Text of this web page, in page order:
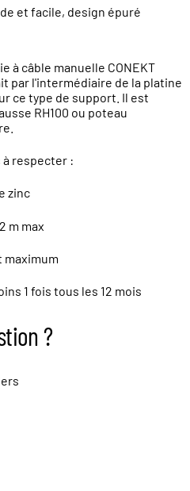
et facile, design épuré
à câble manuelle CONEKT
par l'intermédiaire de la platine
ce type de support. Il est
RH100 ou poteau
respecter :
zinc
m max
1 fois tous les 12 mois
?